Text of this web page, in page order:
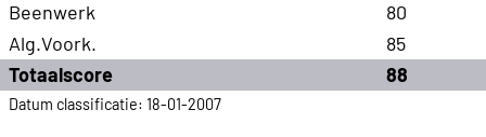
Beenwerk
80
Alg.Voork.
85
Totaalscore
88
Datum classificatie: 18-01-2007